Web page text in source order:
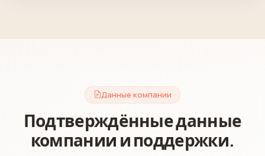
Данные компании
Подтверждённые данные
компании и поддержки.